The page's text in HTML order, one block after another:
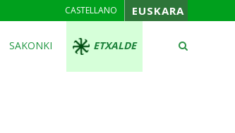
CASTELLANO EUSKARA
SAKONKI ETXALDE